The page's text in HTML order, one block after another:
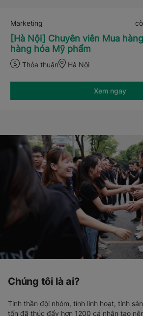
Marketing
[Hà Nội] Chuyên viên Mua
hàng hóa Mỹ phẩm
Thỏa thuận Hà Nội
Xem ngay
Chúng tôi là ai?
Tinh thần đội nhóm, tính linh hoạt, tính
tốn đã thúc đẩy hơn 1200 cá nhân tạo